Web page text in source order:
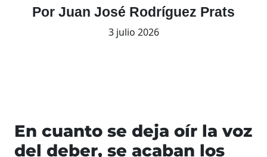
Por Juan José Rodríguez Prats
3 julio 2026
En cuanto se deja oír la voz
del deber, se acaban los